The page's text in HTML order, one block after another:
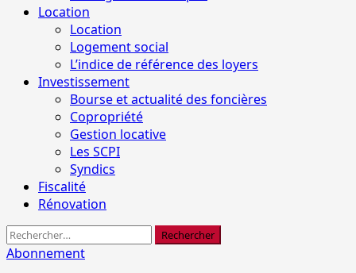
Location
Location
Logement social
L’indice de référence des loyers
Investissement
Bourse et actualité des foncières
Copropriété
Gestion locative
Les SCPI
Syndics
Fiscalité
Rénovation
Rechercher :
Abonnement